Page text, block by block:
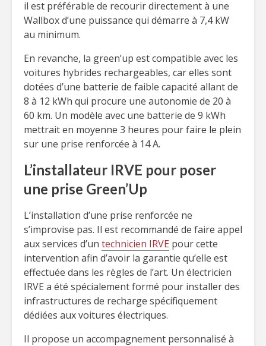
il est préférable de recourir directement à une
Wallbox d’une puissance qui démarre à 7,4 kW
au minimum.
En revanche, la green’up est compatible avec les
voitures hybrides rechargeables, car elles sont
dotées d’une batterie de faible capacité allant de
8 à 12 kWh qui procure une autonomie de 20 à
60 km. Un modèle avec une batterie de 9 kWh
mettrait en moyenne 3 heures pour faire le plein
sur une prise renforcée à 14 A.
L’installateur IRVE pour poser
une prise Green’Up
L’installation d’une prise renforcée ne
s’improvise pas. Il est recommandé de faire appel
aux services d’un technicien IRVE pour cette
intervention afin d’avoir la garantie qu’elle est
effectuée dans les règles de l’art. Un électricien
IRVE a été spécialement formé pour installer des
infrastructures de recharge spécifiquement
dédiées aux voitures électriques.
Il propose un accompagnement personnalisé à